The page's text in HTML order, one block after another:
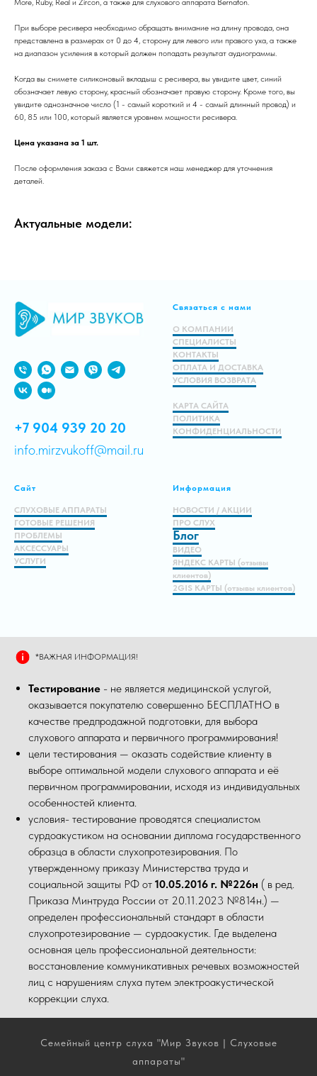
More, Ruby, Real и Zircon, а также для слухового аппарата Bernafon.
При выборе ресивера необходимо обращать внимание на длину провода, она
представлена в размерах от 0 до 4, сторону для левого или правого уха, а также
на диапазон усиления в который должен попадать результат аудиограммы.
Когда вы снимете силиконовый вкладыш с ресивера, вы увидите цвет, синий
обозначает левую сторону, красный обозначает правую сторону. Кроме того, вы
увидите однозначное число (1 - самый короткий и 4 - самый длинный провод) и
60, 85 или 100, который является уровнем мощности ресивера.
Цена указана за 1 шт.
После оформления заказа с Вами свяжется наш менеджер для уточнения
деталей.
Актуальные модели:
+7 904 939 20 20
info.mirzvukoff@mail.ru
Связаться с нами
О КОМПАНИИ
СПЕЦИАЛИСТЫ
КОНТАКТЫ
ОПЛАТА И ДОСТАВКА
УСЛОВИЯ ВОЗВРАТА
КАРТА САЙТА
ПОЛИТИКА
КОНФИДЕНЦИАЛЬНОСТИ
Сайт
СЛУХОВЫЕ АППАРАТЫ
ГОТОВЫЕ РЕШЕНИЯ
ПРОБЛЕМЫ
АКСЕССУАРЫ
УСЛУГИ
Информация
НОВОСТИ / АКЦИИ
ПРО СЛУХ
Блог
ВИДЕО
ЯНДЕКС КАРТЫ (отзывы
клиентов)
2GIS КАРТЫ (отзывы клиентов)
*ВАЖНАЯ ИНФОРМАЦИЯ!
Тестирование - не является медицинской услугой,
оказывается покупателю совершенно БЕСПЛАТНО в
качестве предпродажной подготовки, для выбора
слухового аппарата и первичного программирования!
цели тестирования — оказать содействие клиенту в
выборе оптимальной модели слухового аппарата и её
первичном программировании, исходя из индивидуальных
особенностей клиента.
условия- тестирование проводятся специалистом
сурдоакустиком на основании диплома государственного
образца в области слухопротезирования. По
утвержденному приказу Министерства труда и
социальной защиты РФ от 10.05.2016 г. №226н ( в ред.
Приказа Минтруда России от 20.11.2023 №814н.) —
определен профессиональный стандарт в области
слухопротезирование — сурдоакустик. Где выделена
основная цель профессиональной деятельности:
восстановление коммуникативных речевых возможностей
лиц с нарушениям слуха путем электроакустической
коррекции слуха.
Семейный центр слуха "Мир Звуков | Слуховые
аппараты"